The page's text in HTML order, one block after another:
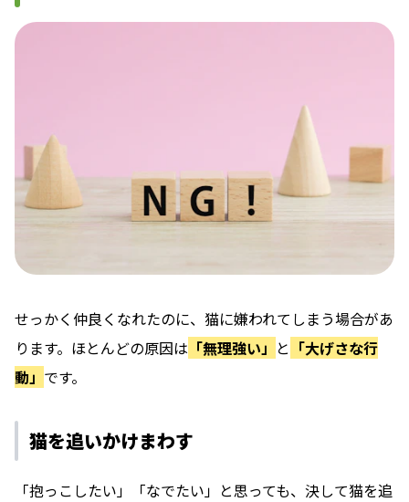
せっかく仲良くなれたのに、猫に嫌われてしまう場合があ
ります。ほとんどの原因は 「無理強い」 と 「大げさな行
動」 です。
猫を追いかけまわす
「抱っこしたい」「なでたい」と思っても、決して猫を追